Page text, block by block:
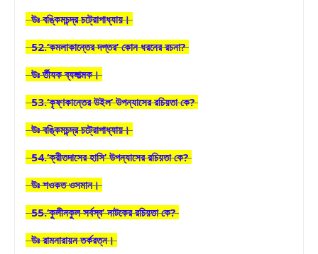
উঃ বঙ্কিমচন্দ্র চট্রোপাধ্যায়।
52.‘কমলাকান্তের দপ্তর’ কোন ধরনের রচনা?
উঃ র্তীযক ব্যঙ্গাত্মক।
53.‘কৃষ্ণকান্তের উইল’ উপন্যাসের রচিয়তা কে?
উঃ বঙ্কিমচন্দ্র চট্রোপাধ্যায়।
54.‘ক্রীতদাসের হাসি’ উপন্যাসের রচিয়তা কে?
উঃ শওকত ওসমান।
55.‘কুলীনকুল সর্বস্ব’ নাটকের রচিয়তা কে?
উঃ রামনারায়ন তর্করত্ন।